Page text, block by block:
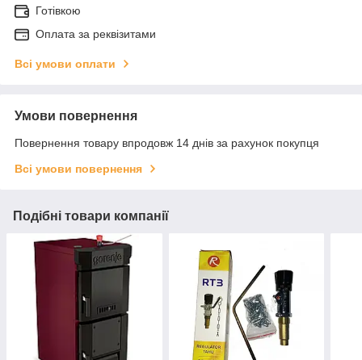
Готівкою
Оплата за реквізитами
Всі умови оплати
Умови повернення
Повернення товару впродовж 14 днів за рахунок покупця
Всі умови повернення
Подібні товари компанії